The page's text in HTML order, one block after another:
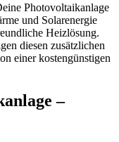
Photovoltaikanlage
und Solarenergie
Heizlösung.
diesen zusätzlichen
einer kostengünstigen
–